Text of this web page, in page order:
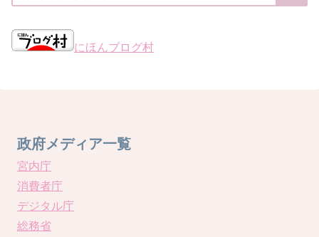
にほんブログ村
政府メディア一覧
宮内庁
消費者庁
デジタル庁
総務省